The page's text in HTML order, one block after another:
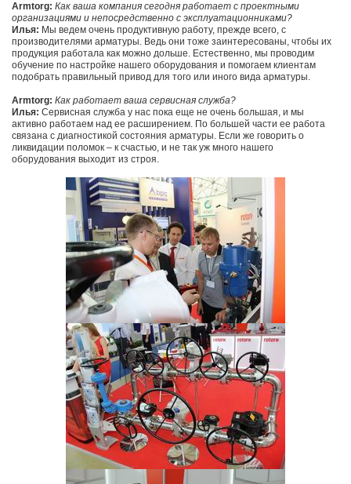
Armtorg: Как ваша компания сегодня работает с проектными
организациями и непосредственно с эксплуатационниками?
Илья: Мы ведем очень продуктивную работу, прежде всего, с
производителями арматуры. Ведь они тоже заинтересованы, чтобы их
продукция работала как можно дольше. Естественно, мы проводим
обучение по настройке нашего оборудования и помогаем клиентам
подобрать правильный привод для того или иного вида арматуры.
Armtorg: Как работает ваша сервисная служба?
Илья: Сервисная служба у нас пока еще не очень большая, и мы
активно работаем над ее расширением. По большей части ее работа
связана с диагностикой состояния арматуры. Если же говорить о
ликвидации поломок – к счастью, и не так уж много нашего
оборудования выходит из строя.